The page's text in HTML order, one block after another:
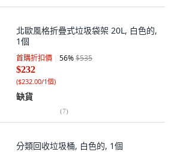
北歐風格折疊式垃圾袋架 20L, 白色的,
1個
首購折扣價 56%$535
$232
($232.00/1個)
缺貨
(7)
分類回收垃圾桶, 白色的, 1個